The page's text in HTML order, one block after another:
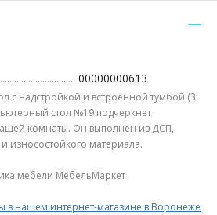
00000000613
с надстройкой и встроенной тумбой (3
стол №19 подчеркнет
комнаты. Он выполнен из ДСП,
износостойкого материала.
мебели МебельМаркет
в нашем интернет-магазине в Воронеже